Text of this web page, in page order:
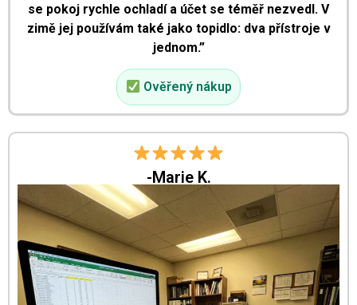
se pokoj rychle ochladí a účet se téměř nezvedl. V
zimě jej používám také jako topidlo: dva přístroje v
jednom.”
Ověřený nákup
-Marie K.